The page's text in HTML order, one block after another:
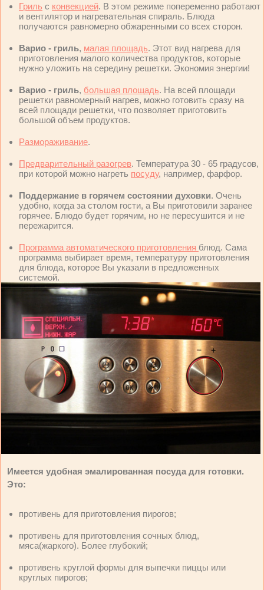
Гриль с конвекцией. В этом режиме попеременно работают
и вентилятор и нагревательная спираль. Блюда
получаются равномерно обжаренными со всех сторон.
Варио - гриль, малая площадь. Этот вид нагрева для
приготовления малого количества продуктов, которые
нужно уложить на середину решетки. Экономия энергии!
Варио - гриль, большая площадь. На всей площади
решетки равномерный нагрев, можно готовить сразу на
всей площади решетки, что позволяет приготовить
большой объем продуктов.
Размораживание.
Предварительный разогрев. Температура 30 - 65 градусов,
при которой можно нагреть посуду, например, фарфор.
Поддержание в горячем состоянии духовки. Очень
удобно, когда за столом гости, а Вы приготовили заранее
горячее. Блюдо будет горячим, но не пересушится и не
пережарится.
Программа автоматического приготовления блюд. Сама
программа выбирает время, температуру приготовления
для блюда, которое Вы указали в предложенных
системой.
Имеется удобная эмалированная посуда для готовки.
Это:
противень для приготовления пирогов;
противень для приготовления сочных блюд,
мяса(жаркого). Более глубокий;
противень круглой формы для выпечки пиццы или
круглых пирогов;